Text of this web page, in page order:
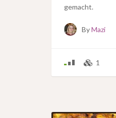
gemacht.
ByMazi
1